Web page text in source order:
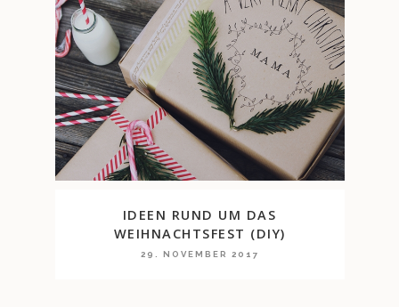
IDEEN RUND UM DAS
WEIHNACHTSFEST (DIY)
29. NOVEMBER 2017